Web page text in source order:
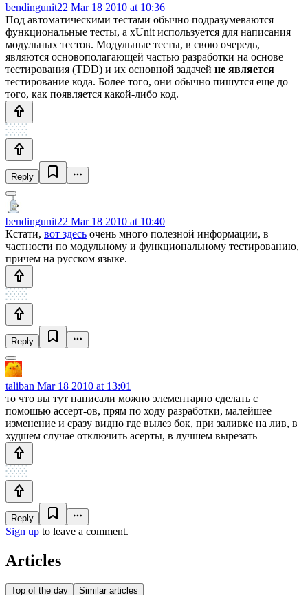
bendingunit22 Mar 18 2010 at 10:36
Под автоматическими тестами обычно подразумеваются
функциональные тесты, а xUnit используется для написания
модульных тестов. Модульные тесты, в свою очередь,
являются основополагающей частью разработки на основе
тестирования (TDD) и их основной задачей не является
тестирование кода. Более того, они обычно пишутся еще до
того, как появляется какой-либо код.
Reply
bendingunit22 Mar 18 2010 at 10:40
Кстати, вот здесь очень много полезной информации, в
частности по модульному и функциональному тестированию,
причем на русском языке.
Reply
taliban Mar 18 2010 at 13:01
то что вы тут написали можно элементарно сделать с
помошью ассерт-ов, прям по ходу разработки, малейшее
изменение и сразу видно где вылез бок, при заливке на лив, в
худшем случае отключить асерты, в лучшем вырезать
Reply
Sign up to leave a comment.
Articles
Top of the day Similar articles